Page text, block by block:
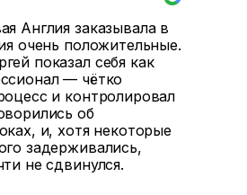
Англия заказывала в
очень положительные.
показал себя как
— чётко
и контролировал
об
и, хотя некоторые
задерживались,
не сдвинулся.